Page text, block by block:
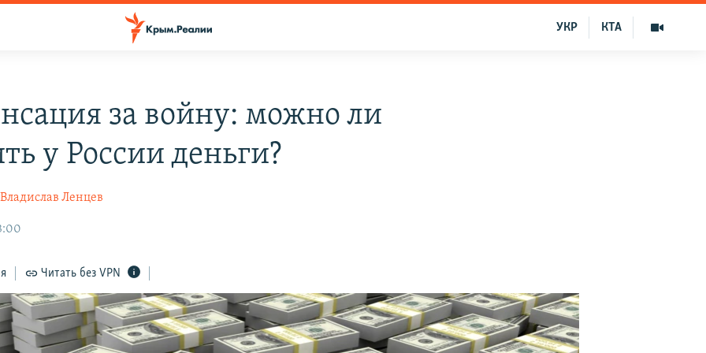
КТА
УКР
за войну: можно ли
у России деньги?
Владислав Ленцев
Читать без VPN